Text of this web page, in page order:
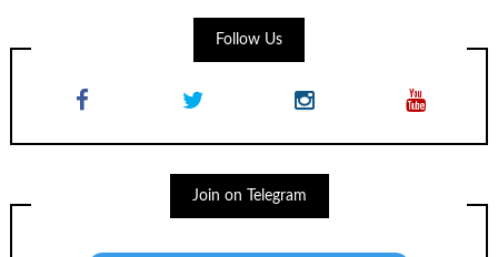
Follow Us
Join on Telegram